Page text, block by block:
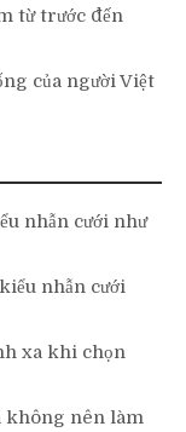
từ trước đến
của người Việt
nhẫn cưới như
nhẫn cưới
xa khi chọn
không nên làm